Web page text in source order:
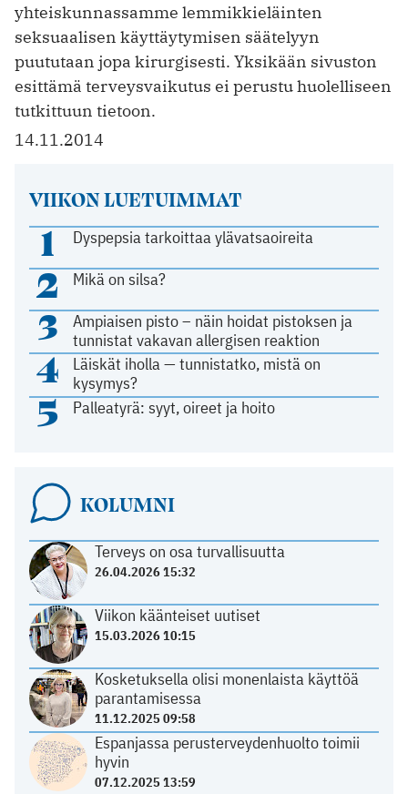
yhteiskunnassamme lemmikkieläinten
seksuaalisen käyttäytymisen säätelyyn
puututaan jopa kirurgisesti. Yksikään sivuston
esittämä terveysvaikutus ei perustu huolelliseen
tutkittuun tietoon.
14.11.2014
VIIKON LUETUIMMAT
1 Dyspepsia tarkoittaa ylävatsaoireita
2 Mikä on silsa?
3
Ampiaisen pisto – näin hoidat pistoksen ja
tunnistat vakavan allergisen reaktion
4
Läiskät iholla — tunnistatko, mistä on
kysymys?
5 Palleatyrä: syyt, oireet ja hoito
KOLUMNI
Terveys on osa turvallisuutta
26.04.2026 15:32
Viikon käänteiset uutiset
15.03.2026 10:15
Kosketuksella olisi monenlaista käyttöä
parantamisessa
11.12.2025 09:58
Espanjassa perusterveydenhuolto toimii
hyvin
07.12.2025 13:59